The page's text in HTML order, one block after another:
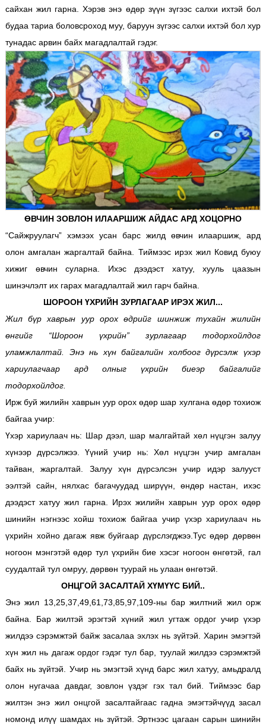
сайхан жил гарна. Хэрэв энэ өдөр зүүн зүгээс салхи ихтэй бол
будаа тариа боловсроход муу, баруун зүгээс салхи ихтэй бол хур
тунадас арвин байх магадлалтай гэдэг.
ӨВЧИН ЗОВЛОН ИЛААРШИЖ АЙДАС АРД ХОЦОРНО
“Сайжруулагч” хэмээх усан барс жилд өвчин илааршиж, ард
олон амгалан жаргалтай байна. Тиймээс ирэх жил Ковид буюу
хижиг өвчин суларна. Ихэс дээдэст хатуу, хууль цаазын
шинэчлэлт их гарах магадлалтай жил гарч байна.
ШОРООН ҮХРИЙН ЗУРЛАГААР ИРЭХ ЖИЛ...
Жил бүр хаврын уур орох өдрийг шинжиж тухайн жилийн
өнгийг “Шороон үхрийн” зурлагаар тодорхойлдог
уламжлалтай. Энэ нь хүн байгалийн холбоог дүрсэлж үхэр
хариулагчаар ард олныг үхрийн биеэр байгалийг
тодорхойлдог.
Ирж буй жилийн хаврын уур орох өдөр шар хулгана өдөр тохиож
байгаа учир:
Үхэр хариулаач нь: Шар дээл, шар малгайтай хөл нүцгэн залуу
хүнээр дүрсэлжээ. Үүний учир нь: Хөл нүцгэн учир амгалан
тайван, жаргалтай. Залуу хүн дүрсэлсэн учир идэр залууст
ээлтэй сайн, нялхас багачуудад ширүүн, өндөр настан, ихэс
дээдэст хатуу жил гарна. Ирэх жилийн хаврын уур орох өдөр
шинийн нэгнээс хойш тохиож байгаа учир үхэр хариулаач нь
үхрийн хойно дагаж явж буйгаар дүрслэгджээ.Тус өдөр дөрвөн
ногоон мэнгэтэй өдөр тул үхрийн бие хэсэг ногоон өнгөтэй, гал
суудалтай тул омруу, дөрвөн туурай нь улаан өнгөтэй.
ОНЦГОЙ ЗАСАЛТАЙ ХҮМҮҮС БИЙ..
Энэ жил 13,25,37,49,61,73,85,97,109-ны бар жилтний жил орж
байна. Бар жилтэй эрэгтэй хүний жил угтаж ордог учир үхэр
жилдээ сэрэмжтэй байж засалаа эхлэх нь зүйтэй. Харин эмэгтэй
хүн жил нь дагаж ордог гэдэг тул бар, туулай жилдээ сэрэмжтэй
байх нь зүйтэй. Учир нь эмэгтэй хүнд барс жил хатуу, амьдралд
олон нугачаа давдаг, зовлон үздэг гэх тал бий. Тиймээс бар
жилтэн энэ жил онцгой засалтайгаас гадна эмэгтэйчүүд засал
номонд илүү шамдах нь зүйтэй. Эртнээс цагаан сарын шинийн